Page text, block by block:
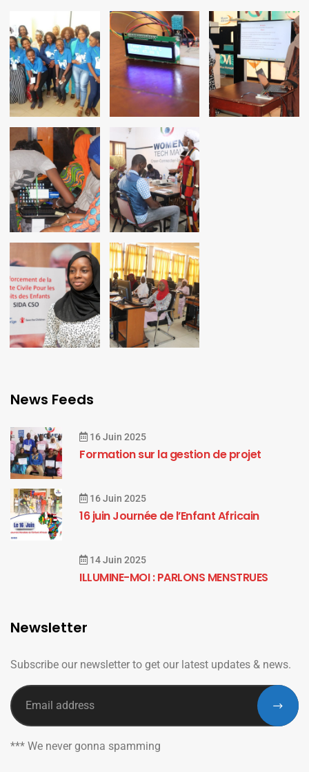
News Feeds
16 Juin 2025
Formation sur la gestion de projet
16 Juin 2025
16 juin Journée de l’Enfant Africain
14 Juin 2025
ILLUMINE-MOI : PARLONS MENSTRUES
Newsletter
Subscribe our newsletter to get our latest updates & news.
*** We never gonna spamming